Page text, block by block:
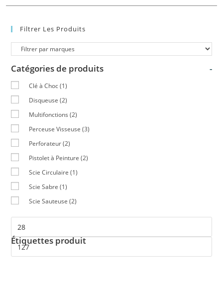
Filtrer Les Produits
Catégories de produits -
Clé à Choc (1)
Disqueuse (2)
Multifonctions (2)
Perceuse Visseuse (3)
Perforateur (2)
Pistolet à Peinture (2)
Scie Circulaire (1)
Scie Sabre (1)
Scie Sauteuse (2)
Étiquettes produit